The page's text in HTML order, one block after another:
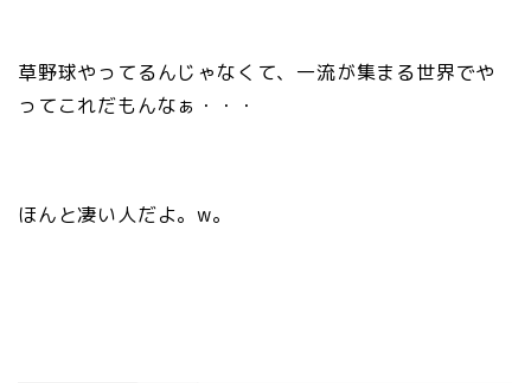
草野球やってるんじゃなくて、一流が集まる世界でや
ってこれだもんなぁ・・・
ほんと凄い人だよ。w。